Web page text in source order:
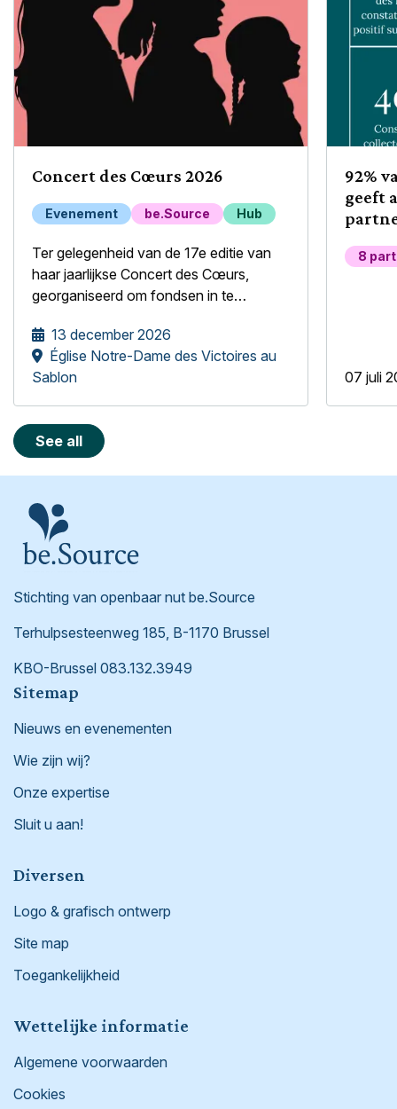
Concert des Cœurs 2026
Evenement be.Source Hub
Ter gelegenheid van de 17e editie van
haar jaarlijkse Concert des Cœurs,
georganiseerd om fondsen in te
geïsoleerde ouderen, heeft de Stichting
be.Source het genoegen het
meisjeskoor Mélopée te verwelkomen.
13 december 2026
Église Notre-Dame des Victoires au
Sablon
92%
geeft
8
07 juli
See all
Stichting van openbaar nut be.Source
Terhulpsesteenweg 185, B-1170 Brussel
KBO-Brussel 083.132.3949
Footer
Sitemap
Nieuws en evenementen
Wie zijn wij?
Onze expertise
Sluit u aan!
Diversen
Logo & grafisch ontwerp
Site map
Toegankelijkheid
Wettelijke informatie
Algemene voorwaarden
Cookies